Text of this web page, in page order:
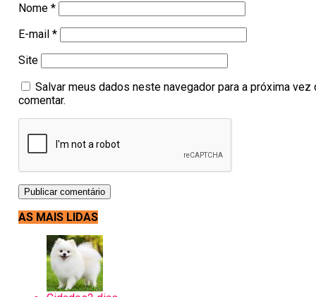
Nome *
E-mail *
Site
Salvar meus dados neste navegador para a próxima vez
comentar.
AS MAIS LIDAS